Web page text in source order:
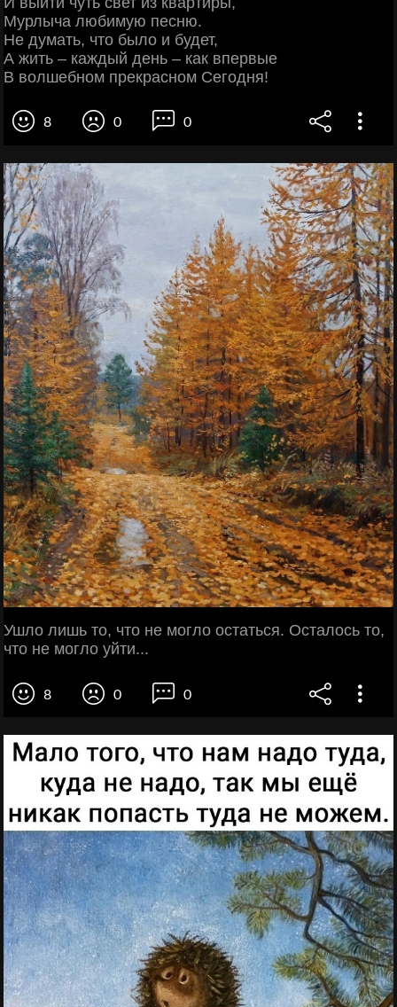
Мурлыча любимую песню.
Не думать, что было и будет,
А жить – каждый день – как впервые
В волшебном прекрасном Сегодня!
8 0 0
Ушло лишь то, что не могло остаться. Осталось то,
что не могло уйти...
8 0 0